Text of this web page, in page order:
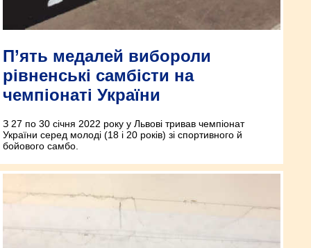
П’ять медалей вибороли
рівненські самбісти на
чемпіонаті України
З 27 по 30 січня 2022 року у Львові тривав чемпіонат
України серед молоді (18 і 20 років) зі спортивного й
бойового самбо.